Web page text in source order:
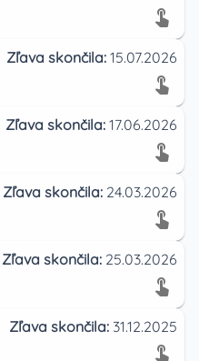
Zľava skončila: 15.07.2026
Zľava skončila: 17.06.2026
Zľava skončila: 24.03.2026
Zľava skončila: 25.03.2026
Zľava skončila: 31.12.2025